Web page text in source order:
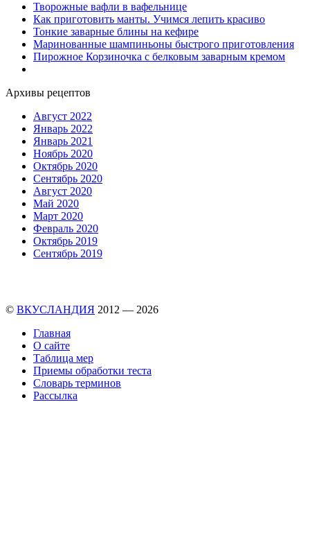
Творожные вафли в вафельнице
Как приготовить манты. Учимся лепить красиво
Тонкие заварные блины на кефире
Маринованные шампиньоны быстрого приготовления
Пирожное Корзиночка с белковым заварным кремом
Архивы рецептов
Август 2022
Январь 2022
Январь 2021
Ноябрь 2020
Октябрь 2020
Сентябрь 2020
Август 2020
Май 2020
Март 2020
Февраль 2020
Октябрь 2019
Сентябрь 2019
© ВКУСЛАНДИЯ 2012 — 2026
Главная
О сайте
Таблица мер
Приемы обработки теста
Словарь терминов
Рассылка